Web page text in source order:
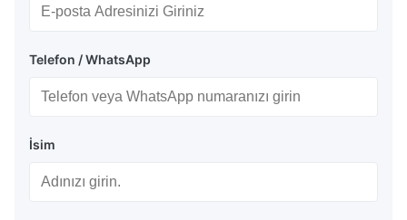
Telefon / WhatsApp
İsim